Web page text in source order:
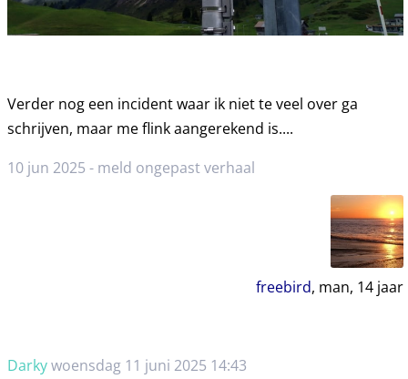
Verder nog een incident waar ik niet te veel over ga
schrijven, maar me flink aangerekend is....
10 jun 2025 - meld ongepast verhaal
freebird, man, 14jaar
Darkywoensdag 11 juni 2025 14:43